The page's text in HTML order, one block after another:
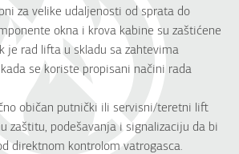
za velike udaljenosti od sprata do
okna i krova kabine su zaštićene
je rad lifta u skladu sa zahtevima
se koriste propisani načini rada
običan putnički ili servisni/teretni lift
zaštitu, podešavanja i signalizaciju da bi
direktnom kontrolom vatrogasca.